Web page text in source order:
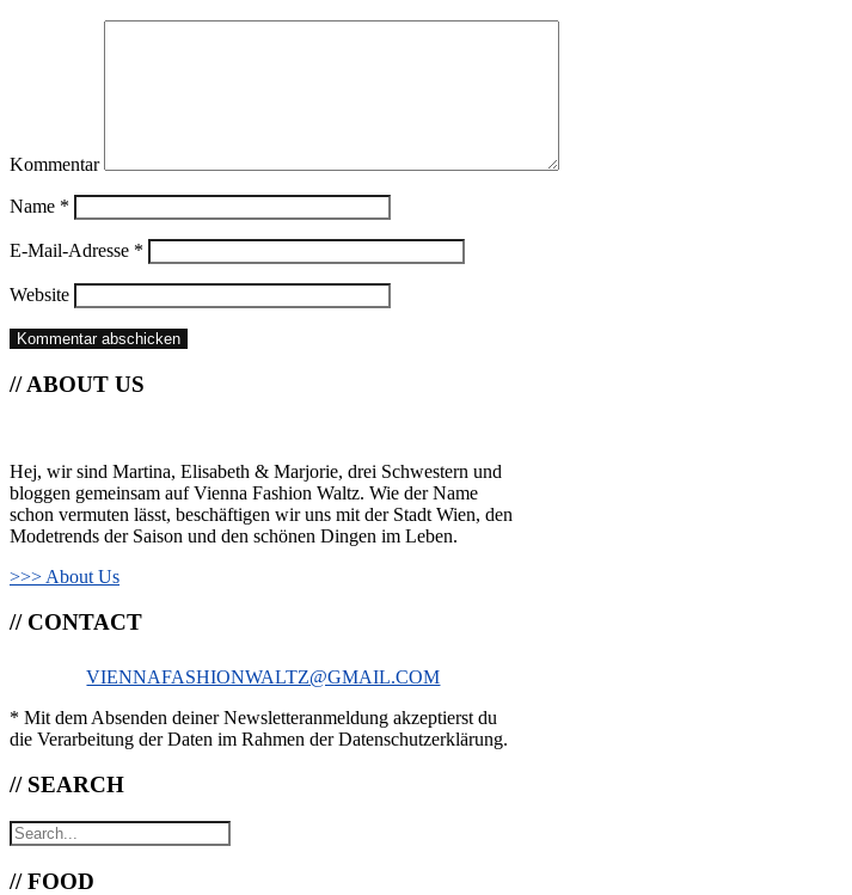
Kommentar
Name *
E-Mail-Adresse *
Website
// ABOUT US
Hej, wir sind Martina, Elisabeth & Marjorie, drei Schwestern und
bloggen gemeinsam auf Vienna Fashion Waltz. Wie der Name
schon vermuten lässt, beschäftigen wir uns mit der Stadt Wien, den
Modetrends der Saison und den schönen Dingen im Leben.
>>> About Us
// CONTACT
VIENNAFASHIONWALTZ@GMAIL.COM
* Mit dem Absenden deiner Newsletteranmeldung akzeptierst du
die Verarbeitung der Daten im Rahmen der Datenschutzerklärung.
// SEARCH
// FOOD